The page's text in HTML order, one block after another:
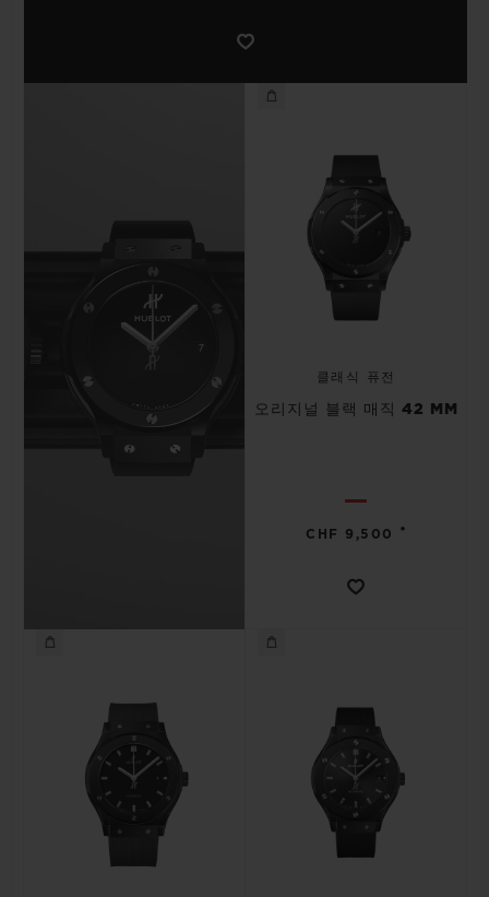
클래식 퓨전
오리지널 블랙 매직 42 MM
CHF 9,500 •